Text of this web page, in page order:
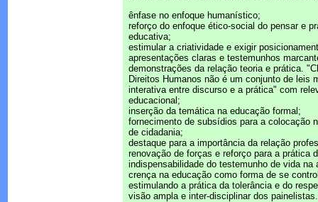
ênfase no enfoque humanístico;
reforço do enfoque ético-social do pensar e
educativa;
estimular a criatividade e exigir
apresentações claras e testemunhos
demonstrações da relação teoria e prática.
Direitos Humanos não é um conjunto de leis
interativa entre discurso e a prática" com
educacional;
inserção da temática na educação formal;
fornecimento de subsídios para a colocação
de cidadania;
destaque para a importância da relação
renovação de forças e reforço para a prática
indispensabilidade do testemunho de vida na
crença na educação como forma de se
estimulando a prática da tolerância e do
visão ampla e inter-disciplinar dos painelistas.